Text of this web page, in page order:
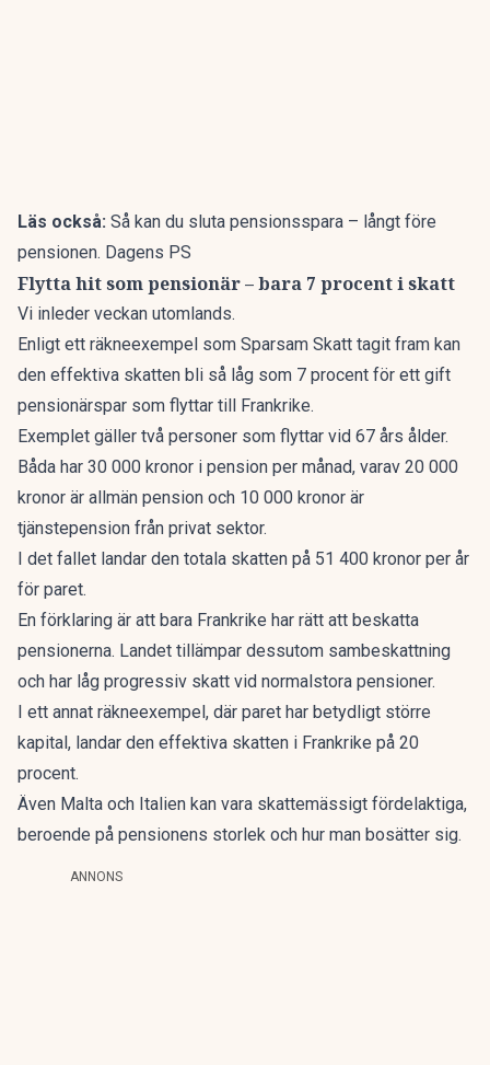
Läs också: Så kan du sluta pensionsspara – långt före
pensionen. Dagens PS
Flytta hit som pensionär – bara 7 procent i skatt
Vi inleder veckan utomlands.
Enligt ett räkneexempel som Sparsam Skatt tagit fram kan
den effektiva skatten bli så låg som 7 procent för ett gift
pensionärspar som flyttar till Frankrike.
Exemplet gäller två personer som flyttar vid 67 års ålder.
Båda har 30 000 kronor i pension per månad, varav 20 000
kronor är allmän pension och 10 000 kronor är
tjänstepension från privat sektor.
I det fallet landar den totala skatten på 51 400 kronor per år
för paret.
En förklaring är att bara Frankrike har rätt att beskatta
pensionerna. Landet tillämpar dessutom sambeskattning
och har låg progressiv skatt vid normalstora pensioner.
I ett annat räkneexempel, där paret har betydligt större
kapital, landar den effektiva skatten i Frankrike på 20
procent.
Även Malta och Italien kan vara skattemässigt fördelaktiga,
beroende på pensionens storlek och hur man bosätter sig.
ANNONS